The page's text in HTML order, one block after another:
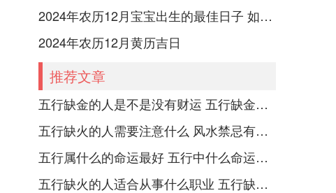
2024年农历12月宝宝出生的最佳日子 如何挑选适合的吉日
2024年农历12月黄历吉日
推荐文章
五行缺金的人是不是没有财运 五行缺金的人命运好不好
五行缺火的人需要注意什么 风水禁忌有哪些
五行属什么的命运最好 五行中什么命运势旺盛
五行缺火的人适合从事什么职业 五行缺火的人适合从事的职业有哪些